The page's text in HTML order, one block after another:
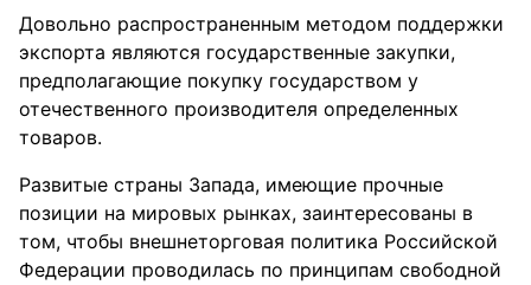
Довольно распространенным методом поддержки
экспорта являются государственные закупки,
предполагающие покупку государством у
отечественного производителя определенных
товаров.
Развитые страны Запада, имеющие прочные
позиции на мировых рынках, заинтересованы в
том, чтобы внешнеторговая политика Российской
Федерации проводилась по принципам свободной